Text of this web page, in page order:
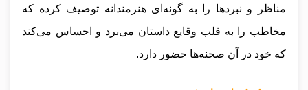
مناظر و نبردها را به گونه‌ای هنرمندانه توصیف کرده که
مخاطب را به قلب وقایع داستان می‌برد و احساس می‌کند
که خود در آن صحنه‌ها حضور دارد.